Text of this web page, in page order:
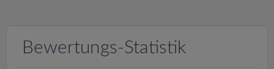
Bewertungs-Statistik
a